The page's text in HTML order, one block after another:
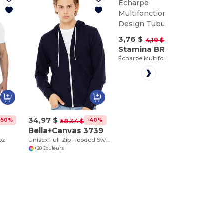
50% 34,97 $ 58,34 $ -40%
Bella+Canvas 3739
Unisex Full-Zip Hooded Sweatshirt
+20 Couleurs
3,76 $ 4,19 $
Stamina BR9004